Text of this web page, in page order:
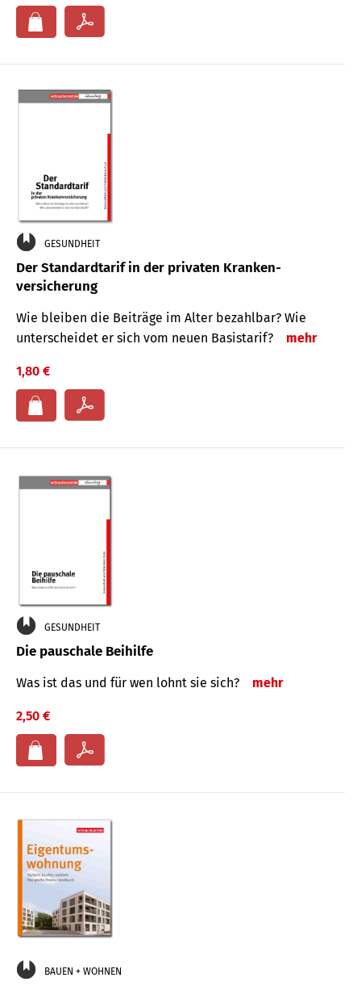
GESUNDHEIT
Der Standard­tarif in der privaten Kranken­
versicherung
Wie bleiben die Beiträge im Alter bezahlbar? Wie
unterscheidet er sich vom neuen Basistarif?
mehr
1,80 €
GESUNDHEIT
Die pauschale Beihilfe
Was ist das und für wen lohnt sie sich? mehr
2,50 €
BAUEN + WOHNEN